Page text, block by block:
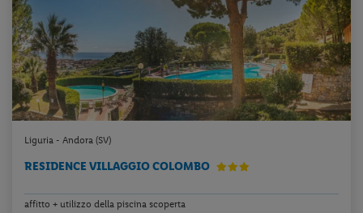
Liguria - Andora (SV)
RESIDENCE VILLAGGIO COLOMBO
affitto + utilizzo della piscina scoperta